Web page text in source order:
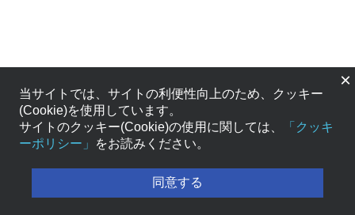
×
当サイトでは、サイトの利便性向上のため、クッキー
(Cookie)を使用しています。
サイトのクッキー(Cookie)の使用に関しては、
「クッキ
ーポリシー」
をお読みください。
同意する